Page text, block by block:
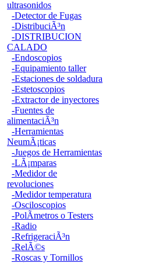
ultrasonidos
-Detector de Fugas
-DistribuciÃ³n
-DISTRIBUCION
CALADO
-Endoscopios
-Equipamiento taller
-Estaciones de soldadura
-Estetoscopios
-Extractor de inyectores
-Fuentes de
alimentaciÃ³n
-Herramientas
NeumÃ¡ticas
-Juegos de Herramientas
-LÃ¡mparas
-Medidor de
revoluciones
-Medidor temperatura
-Osciloscopios
-PolÃ­metros o Testers
-Radio
-RefrigeraciÃ³n
-RelÃ©s
-Roscas y Tornillos